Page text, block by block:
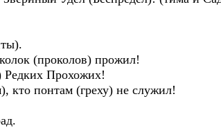
(проколов) прожил!
Прохожих!
понтам (греху) не служил!